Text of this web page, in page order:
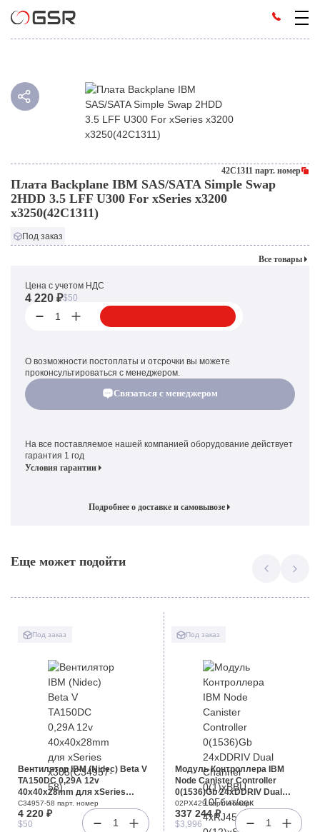
42C1311 парт. номер
Плата Backplane IBM SAS/SATA Simple Swap
2HDD 3.5 LFF U300 For xSeries x3200
x3250(42C1311)
Под заказ
Все товары
Цена с учетом НДС
4 220 ₽$50
1
О возможности постоплаты и отсрочки вы можете
проконсультироваться с менеджером.
Связаться с менеджером
На все поставляемое нашей компанией оборудование действует
гарантия 1 год
Условия гарантии
Подробнее о доставке и самовывозе
Еще может подойти
Под заказ
Вентилятор IBM (Nidec) Beta V
TA150DC 0,29A 12v
40x40x28mm для xSeries
x305(C34957-58)
C34957-58 парт. номер
4 220 ₽
$50 1
Под заказ
Модуль Контроллера IBM
Node Canister Controller
0(1536)Gb 24xDDRIV Dual
Channel 0(1)xBBU 10Гбит/сек
4xRJ45 0(12)xSFP+ 2xUSB3.0
For FlashSystem 9110 V7000
02PX429 парт. номер
337 244 ₽
$3,996 1